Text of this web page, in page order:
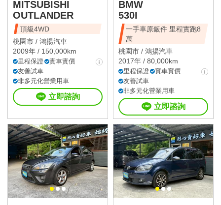
MITSUBISHI
OUTLANDER
頂級4WD
桃園市 / 鴻揚汽車
2009年 / 150,000km
里程保證
實車實價
友善試車
非多元化營業用車
立即諮詢
BMW
530I
一手車原鈑件 里程實跑8
萬
桃園市 / 鴻揚汽車
2017年 / 80,000km
里程保證
實車實價
友善試車
非多元化營業用車
立即諮詢